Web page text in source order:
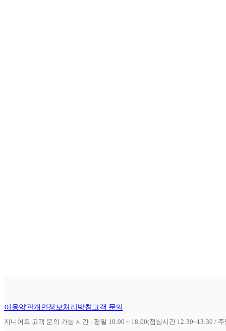
이용약관개인정보처리방침고객 문의
지니어트 고객 문의 가능 시간 : 평일 10:00 ~ 18:00(점심시간 12:30~13:30 /